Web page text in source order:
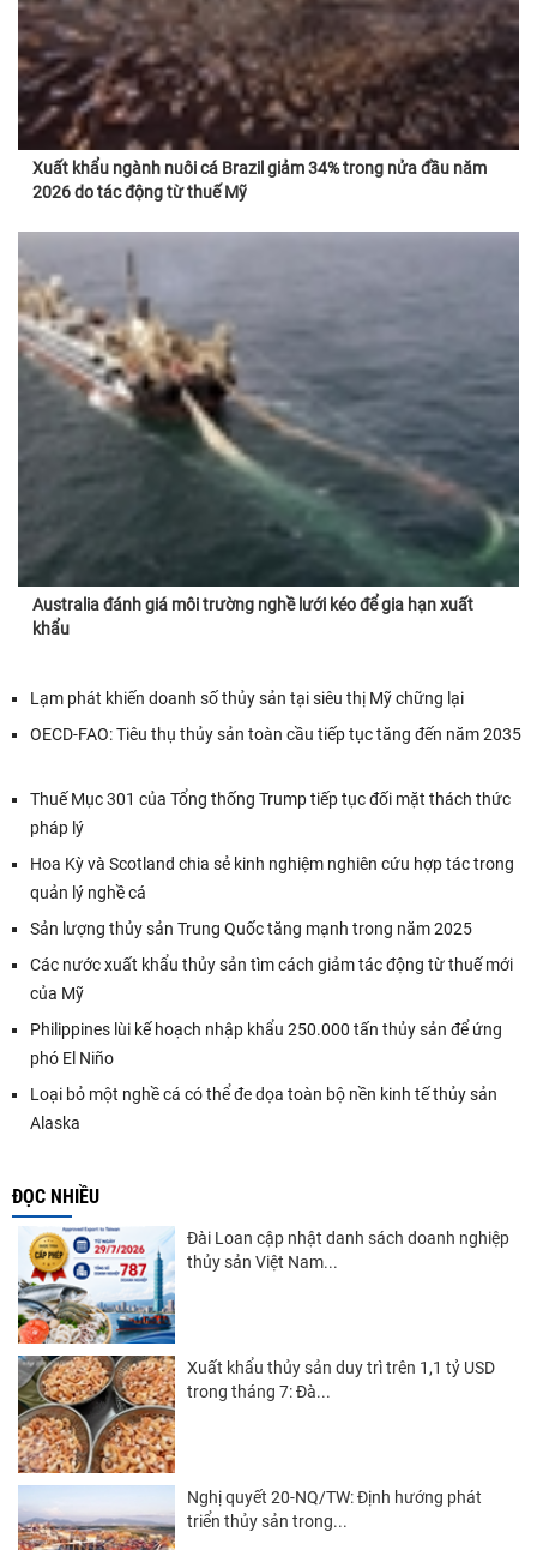
Xuất khẩu ngành nuôi cá Brazil giảm 34% trong nửa đầu năm
2026 do tác động từ thuế Mỹ
Australia đánh giá môi trường nghề lưới kéo để gia hạn xuất
khẩu
Lạm phát khiến doanh số thủy sản tại siêu thị Mỹ chững lại
OECD-FAO: Tiêu thụ thủy sản toàn cầu tiếp tục tăng đến năm 2035
Thuế Mục 301 của Tổng thống Trump tiếp tục đối mặt thách thức
pháp lý
Hoa Kỳ và Scotland chia sẻ kinh nghiệm nghiên cứu hợp tác trong
quản lý nghề cá
Sản lượng thủy sản Trung Quốc tăng mạnh trong năm 2025
Các nước xuất khẩu thủy sản tìm cách giảm tác động từ thuế mới
của Mỹ
Philippines lùi kế hoạch nhập khẩu 250.000 tấn thủy sản để ứng
phó El Niño
Loại bỏ một nghề cá có thể đe dọa toàn bộ nền kinh tế thủy sản
Alaska
ĐỌC NHIỀU
Đài Loan cập nhật danh sách doanh nghiệp
thủy sản Việt Nam...
Xuất khẩu thủy sản duy trì trên 1,1 tỷ USD
trong tháng 7: Đà...
Nghị quyết 20-NQ/TW: Định hướng phát
triển thủy sản trong...